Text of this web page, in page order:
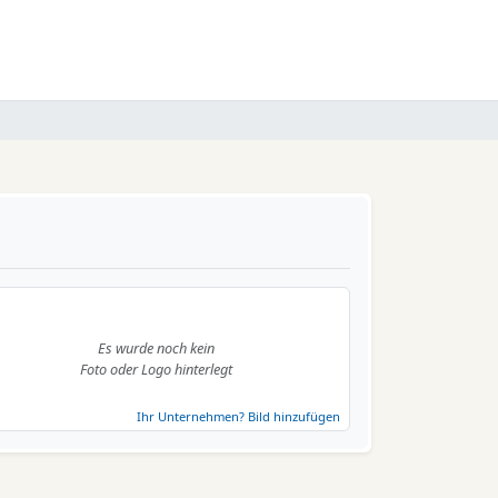
Es wurde noch kein
Foto oder Logo hinterlegt
Ihr Unternehmen? Bild hinzufügen